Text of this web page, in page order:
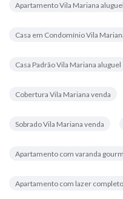
Apartamento Vila Mariana aluguel
Casa em Condomínio Vila
Casa Padrão Vila Mariana aluguel
Cobertura Vila Mariana venda
Sobrado Vila Mariana venda
Apartamento com varanda
Apartamento com lazer